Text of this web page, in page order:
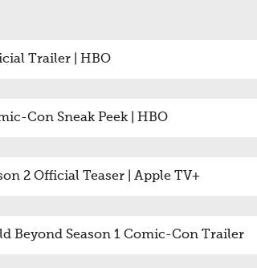
Trailer | HBO
Con Sneak Peek | HBO
2 Official Teaser | Apple TV+
Beyond Season 1 Comic-Con Trailer